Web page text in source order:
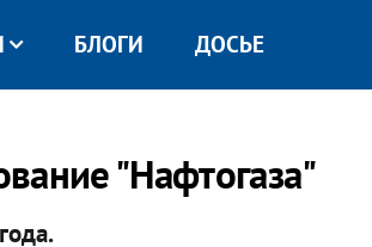
БЛОГИ ДОСЬЕ
"Нафтогаза"